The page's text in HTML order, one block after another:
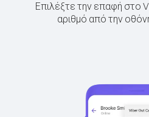
Επιλέξτε την επαφή στο
αριθμό από την